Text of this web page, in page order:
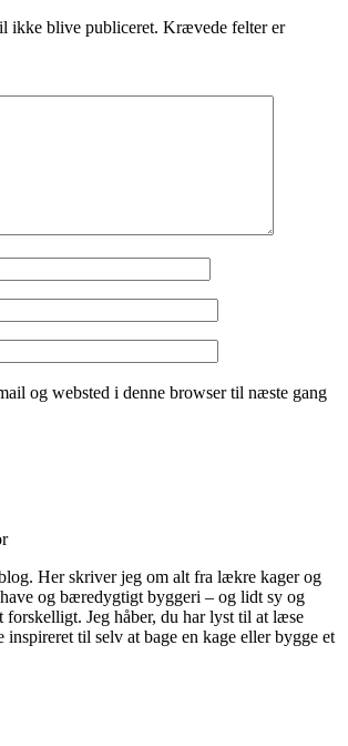
ikke blive publiceret. Krævede felter er
og websted i denne browser til næste gang
Her skriver jeg om alt fra lækre kager og
og bæredygtigt byggeri – og lidt sy og
forskelligt. Jeg håber, du har lyst til at læse
inspireret til selv at bage en kage eller bygge et